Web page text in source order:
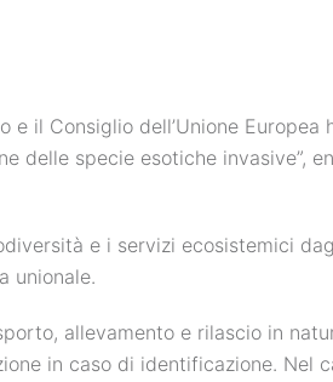
il Consiglio dell’Unione Europea
delle specie esotiche invasive”,
e i servizi ecosistemici
unionale.
allevamento e rilascio in
in caso di identificazione. Nel